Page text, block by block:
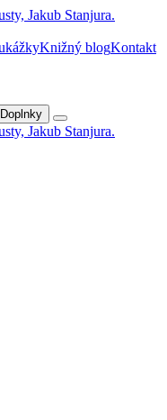
Knižný blogKontakt
Doplnky